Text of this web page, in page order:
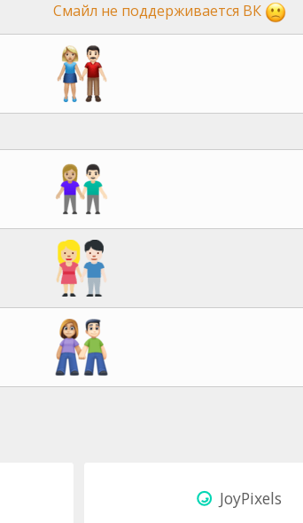
Смайл не поддерживается ВК
JoyPixels